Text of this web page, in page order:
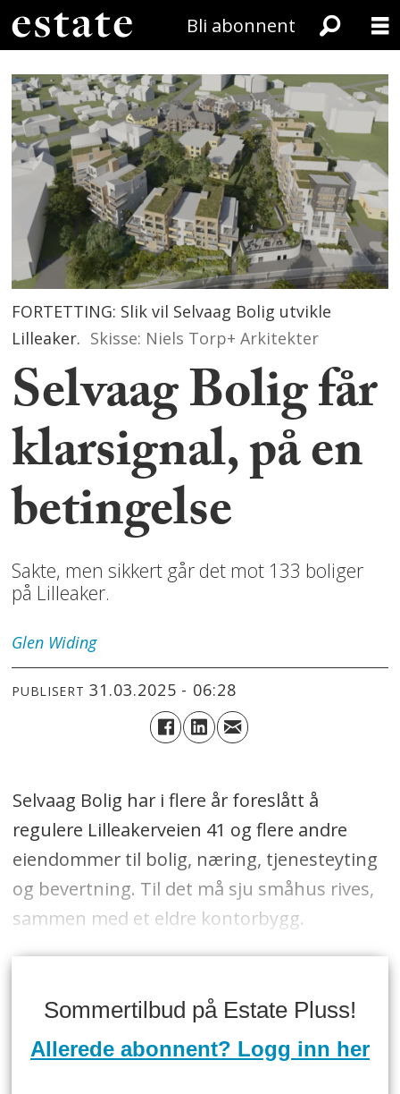
Bli abonnent
FORTETTING: Slik vil Selvaag Bolig utvikle
Lilleaker. Skisse: Niels Torp+ Arkitekter
Selvaag Bolig får
klarsignal, på en
betingelse
Sakte, men sikkert går det mot 133 boliger
på Lilleaker.
Glen Widing
PUBLISERT 31.03.2025 - 06:28
Selvaag Bolig har i flere år foreslått å
regulere Lilleakerveien 41 og flere andre
eiendommer til bolig, næring, tjenesteyting
og bevertning. Til det må sju småhus rives,
sammen med et eldre kontorbygg.
Sommertilbud på Estate Pluss!
Allerede abonnent? Logg inn her